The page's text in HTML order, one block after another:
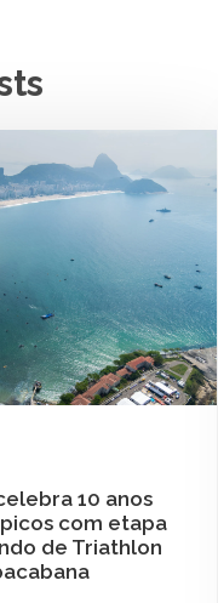
10 anos
com etapa
de Triathlon